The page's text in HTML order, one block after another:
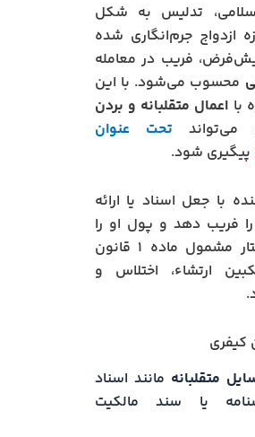
تدلیس به شکل
ازدواج جرم‌انگاری شده
فریب در معامله
محسوب می‌شود. با این
با اعمال متقلبانه و بردن
می‌تواند تحت عنوان
پیگیری شود.
با جعل اسناد یا ارائه
را فریب دهد و پول او را
دریافت کند، این رفتار مشمول ماده ۱ قانون
ارتشاء، اختلاس و
کیفری
متقلبانه مانند اسناد
یا سند مالکیت